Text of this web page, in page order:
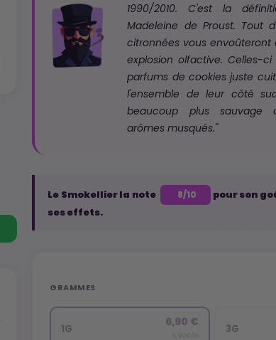
1990/2010. C'est la
Madeleine de Proust. Tout
citronnées vous envoûteront
explosion olfactive. Celles-
parfums de cookies juste
l'ensemble de leur côté
beaucoup plus sauvage
arômes musqués."
Le Smokellier la note 8/10 pour son
ses effets.
GRAMMES
1G 6,90 € 3G